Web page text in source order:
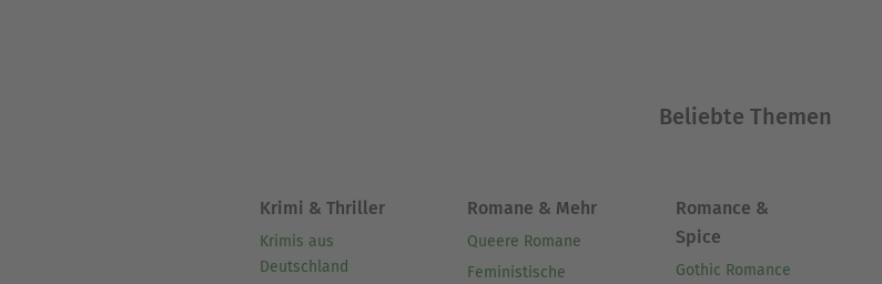
Beliebte Themen
Krimi & Thriller
Krimis aus
Deutschland
Romane & Mehr
Queere Romane
Feministische
Romance &
Spice
Gothic Romance